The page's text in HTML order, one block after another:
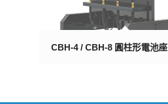
CBH-4 / CBH-8 圓柱形電池座